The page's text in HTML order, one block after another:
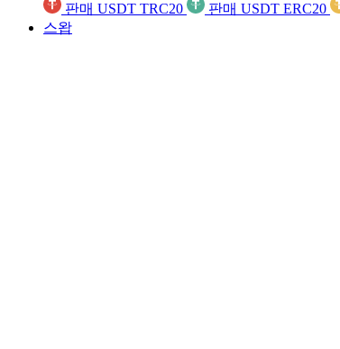
판매 USDT TRC20
판매 USDT ERC20
스왑